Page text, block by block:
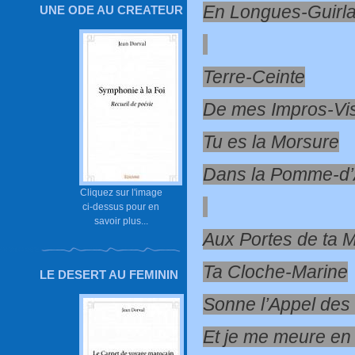
UNE ODE AU CREATEUR
Cliquez sur l'image
ci-dessus pour en
savoir plus...
LE DESERT AU FEMININ
En Longues-
Terre-Ceinte
De mes Impros-
Tu es la Morsure
Dans la Pomme-
Aux Portes de ta
Ta Cloche-Marine
Sonne l’Appel
Et je me meure en